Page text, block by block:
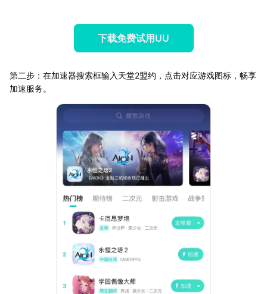
下载免费试用UU
第二步：在加速器搜索框输入天堂2盟约，点击对应游戏图标，畅享
加速服务。